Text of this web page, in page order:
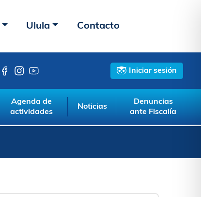
Ulula Contacto
Iniciar sesión
Agenda de
actividades
Noticias
Denuncias
ante Fiscalía